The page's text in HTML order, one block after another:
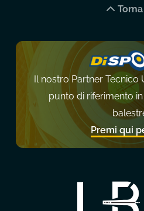
Il nostro Partner Tecnico
punto di riferimento
Premi qui